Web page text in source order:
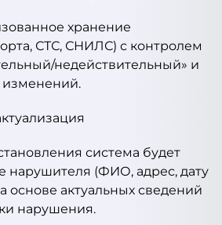
хранение
СТС, СНИЛС) с контролем
недействительный» и
изменений.
система будет
нарушителя (ФИО, адрес, дату
основе актуальных сведений
нарушения.